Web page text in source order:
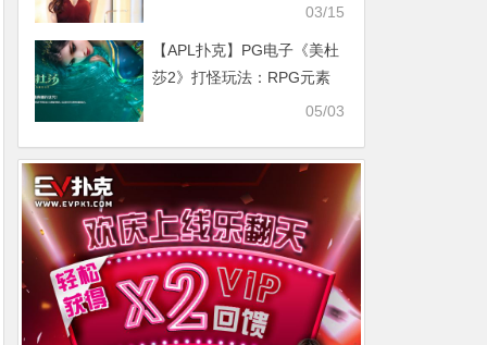
03/15
【APL扑克】PG电子《美杜
莎2》打怪玩法：RPG元素
与电子游戏结合的盈利新模
05/03